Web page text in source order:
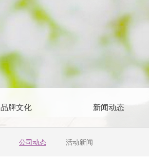
品牌文化 新闻动态
公司动态 活动新闻